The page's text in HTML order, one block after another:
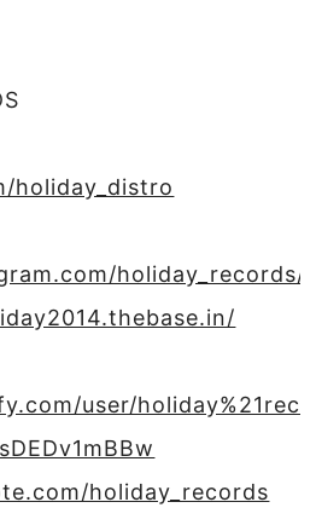
holiday_records/
user/
holiday_records